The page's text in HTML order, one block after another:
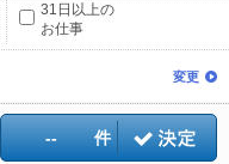
31日以上の
お仕事
変更
-- 件